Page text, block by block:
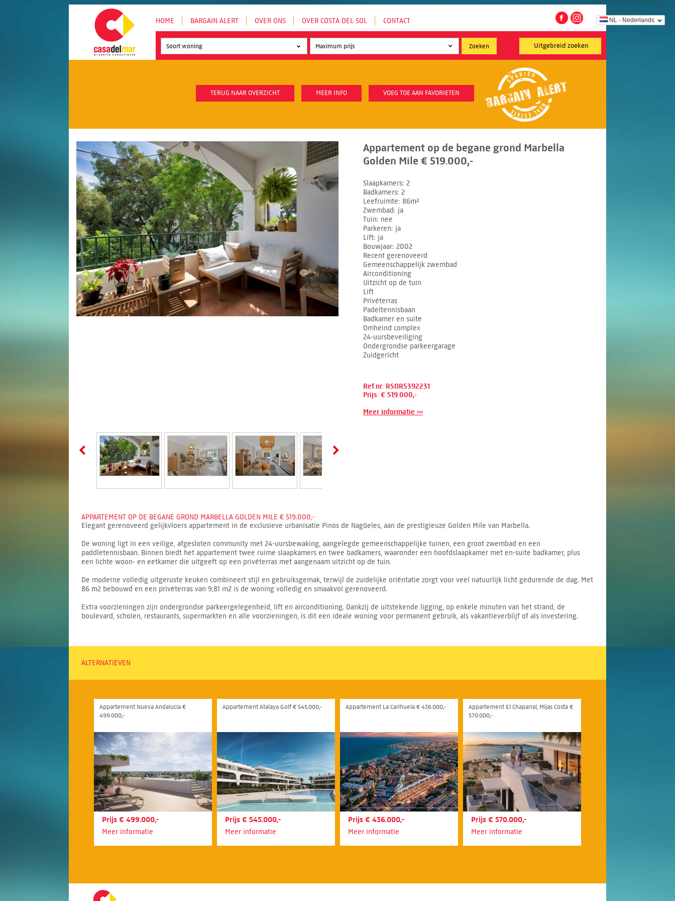
NL - Nederlands
HOME BARGAIN ALERT OVER ONS OVER COSTA DEL SOL CONTACT
Uitgebreid zoeken
Soort woning
TERUG NAAR OVERZICHT MEER INFO VOEG TOE AAN FAVORIETEN
Appartement op de begane grond Marbella
Golden Mile € 519.000,-
Slaapkamers 2
Badkamers 2
Leefruimte 86m²
Zwembad
ja
Tuin nee
Parkeren ja
Lift ja
Bouwjaar 2002
Recent gerenoveerd
Gemeenschappelijk zwembad
Airconditioning
Uitzicht op de tuin
Lift
Privéterras
Padeltennisbaan
Badkamer en suite
Omheind complex
24-uursbeveiliging
Ondergrondse parkeergarage
Zuidgericht
Ref.nr: RSOR5392231
Prijs: € 519.000,-
Meer informatie ›››
APPARTEMENT OP DE BEGANE GROND MARBELLA GOLDEN MILE € 519.000,-
Elegant gerenoveerd gelijkvloers appartement in de exclusieve urbanisatie Pinos de Nagüeles, aan de prestigieuze Golden Mile van Marbella.
De woning ligt in een veilige, afgesloten community met 24-uursbewaking, aangelegde gemeenschappelijke tuinen, een groot zwembad en een
paddletennisbaan. Binnen biedt het appartement twee ruime slaapkamers en twee badkamers, waaronder een hoofdslaapkamer met en-suite badkamer, plus
een lichte woon- en eetkamer die uitgeeft op een privéterras met aangenaam uitzicht op de tuin.
De moderne volledig uitgeruste keuken combineert stijl en gebruiksgemak, terwijl de zuidelijke oriëntatie zorgt voor veel natuurlijk licht gedurende de dag. Met
86 m2 bebouwd en een privéterras van 9,81 m2 is de woning volledig en smaakvol gerenoveerd.
Extra voorzieningen zijn ondergrondse parkeergelegenheid, lift en airconditioning. Dankzij de uitstekende ligging, op enkele minuten van het strand, de
boulevard, scholen, restaurants, supermarkten en alle voorzieningen, is dit een ideale woning voor permanent gebruik, als vakantieverblijf of als investering.
ALTERNATIEVEN
Appartement Nueva Andalucía €
499.000,-
Prijs € 499.000,-
Meer informatie
Appartement Atalaya Golf € 545.000,-
Prijs € 545.000,-
Meer informatie
Appartement La Carihuela € 436.000,-
Prijs € 436.000,-
Meer informatie
Appartement El Chaparral, Mijas Costa €
570.000,-
Prijs € 570.000,-
Meer informatie